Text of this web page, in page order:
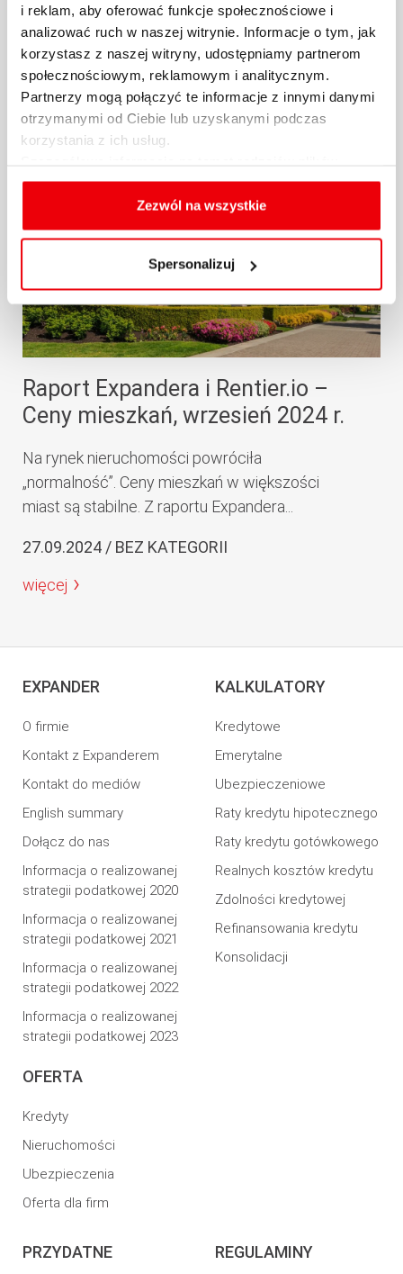
i reklam, aby oferować funkcje społecznościowe i
analizować ruch w naszej witrynie. Informacje o tym, jak
korzystasz z naszej witryny, udostępniamy partnerom
społecznościowym, reklamowym i analitycznym.
Partnerzy mogą połączyć te informacje z innymi danymi
otrzymanymi od Ciebie lub uzyskanymi podczas
korzystania z ich usług.
cookies, celu i sposobu korzystania z nich przez nas
oraz zmiany ustawień plików cookies a także ich
usuwania z przeglądarki internetowej, znajdują się
Zezwól na wszystkie
Spersonalizuj
Po ogromnych wzrostach kosztów najmu w
2022 r. na rynku panowała względna stabilizacja.
Co prawda...
25.10.2024 / KOMENTARZE I ANALIZY
więcej
Raport Expandera i Rentier.io –
Ceny mieszkań, wrzesień 2024 r.
Na rynek nieruchomości powróciła
„normalność”. Ceny mieszkań w większości
miast są stabilne. Z raportu Expandera...
27.09.2024 / BEZ KATEGORII
więcej
EXPANDER
O firmie
Kontakt z Expanderem
Kontakt do mediów
English summary
Dołącz do nas
Informacja o realizowanej
strategii podatkowej 2020
Informacja o realizowanej
strategii podatkowej 2021
Informacja o realizowanej
strategii podatkowej 2022
Informacja o realizowanej
strategii podatkowej 2023
OFERTA
Kredyty
Nieruchomości
Ubezpieczenia
Oferta dla firm
KALKULATORY
Kredytowe
Emerytalne
Ubezpieczeniowe
Raty kredytu hipotecznego
Raty kredytu gotówkowego
Realnych kosztów kredytu
Zdolności kredytowej
Refinansowania kredytu
Konsolidacji
PRZYDATNE REGULAMINY